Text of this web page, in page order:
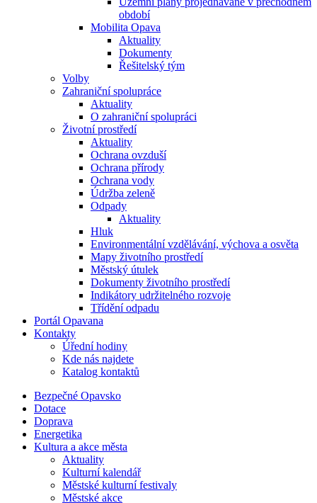
období
Mobilita Opava
Aktuality
Dokumenty
Řešitelský tým
Volby
Zahraniční spolupráce
Aktuality
O zahraniční spolupráci
Životní prostředí
Aktuality
Ochrana ovzduší
Ochrana přírody
Ochrana vody
Údržba zeleně
Odpady
Aktuality
Hluk
Environmentální vzdělávání, výchova a osvěta
Mapy životního prostředí
Městský útulek
Dokumenty životního prostředí
Indikátory udržitelného rozvoje
Třídění odpadu
Portál Opavana
Kontakty
Úřední hodiny
Kde nás najdete
Katalog kontaktů
Bezpečné Opavsko
Dotace
Doprava
Energetika
Kultura a akce města
Aktuality
Kulturní kalendář
Městské kulturní festivaly
Městské akce